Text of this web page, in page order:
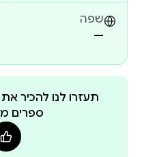
שפה
—
תעזרו לנו להכיר
ספרים